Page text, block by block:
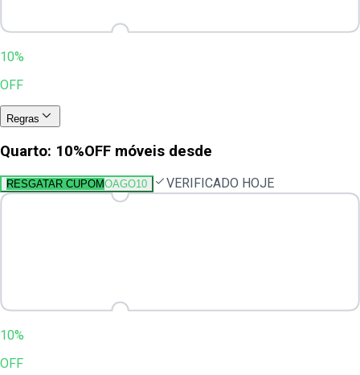
10%
OFF
Regras
Quarto: 10%OFF móveis desde
RESGATAR CUPOMOAGO10 VERIFICADO HOJE
10%
OFF